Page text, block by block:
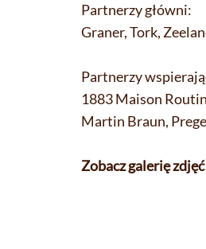
Partnerzy główni:
Graner, Tork,
Partnerzy
1883 Maison
Martin Braun,
Zobacz galerię